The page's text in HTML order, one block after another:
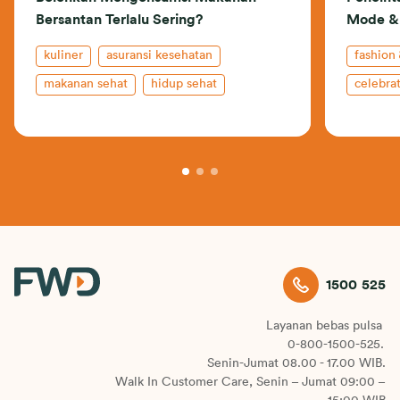
Bersantan Terlalu Sering?
kuliner asuransi kesehatan
makanan sehat hidup sehat
Mode
fashion
1500 525
Layanan bebas pulsa
0-800-1500-525.
Senin-Jumat 08.00 - 17.00 WIB.
Walk In Customer Care, Senin – Jumat 09:00 –